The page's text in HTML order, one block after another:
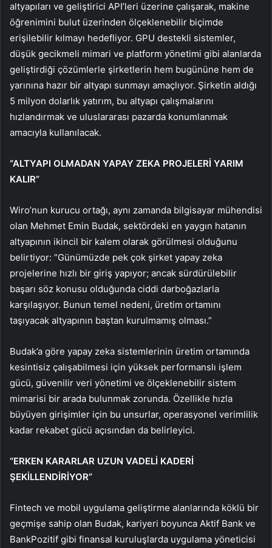
altyapıları ve geliştirici API’leri üzerine çalışarak, makine
öğrenimini bulut üzerinden ölçeklenebilir biçimde
erişilebilir kılmayı hedefliyor. GPU destekli sistemler,
düşük gecikmeli mimari ve platform yönetimi gibi alanlarda
geliştirdiği çözümlerle şirketlerin hem bugününe hem de
yarınına hazır bir altyapı sunmayı amaçlıyor. Şirketin aldığı
5 milyon dolarlık yatırım, bu altyapı çalışmalarını
hızlandırmak ve uluslararası pazarda konumlanmak
amacıyla kullanılacak.
“ALTYAPI OLMADAN YAPAY ZEKA PROJELERİ YARIM
KALIR”
Wiro’nun kurucu ortağı, aynı zamanda bilgisayar mühendisi
olan Mehmet Emin Budak, sektördeki en yaygın hatanın
altyapının ikincil bir kalem olarak görülmesi olduğunu
belirtiyor: “Günümüzde pek çok şirket yapay zeka
projelerine hızlı bir giriş yapıyor; ancak sürdürülebilir
başarı söz konusu olduğunda ciddi darboğazlarla
karşılaşıyor. Bunun temel nedeni, üretim ortamını
taşıyacak altyapının baştan kurulmamış olması.”
Budak’a göre yapay zeka sistemlerinin üretim ortamında
kesintisiz çalışabilmesi için yüksek performanslı işlem
gücü, güvenilir veri yönetimi ve ölçeklenebilir sistem
mimarisi bir arada bulunmak zorunda. Özellikle hızla
büyüyen girişimler için bu unsurlar, operasyonel verimlilik
kadar rekabet gücü açısından da belirleyici.
“ERKEN KARARLAR UZUN VADELİ KADERİ
ŞEKİLLENDİRİYOR”
Fintech ve mobil uygulama geliştirme alanlarında köklü bir
geçmişe sahip olan Budak, kariyeri boyunca Aktif Bank ve
BankPozitif gibi finansal kuruluşlarda uygulama yöneticisi